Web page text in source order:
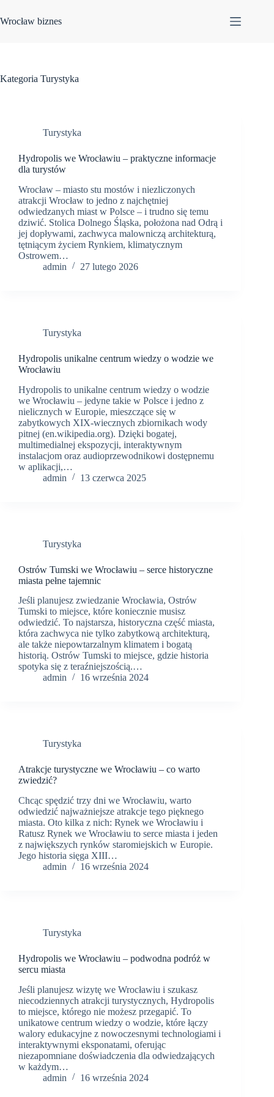
do
treści
Wrocław biznes
Kategoria Turystyka
Turystyka
Hydropolis we Wrocławiu – praktyczne informacje
dla turystów
Wrocław – miasto stu mostów i niezliczonych
atrakcji Wrocław to jedno z najchętniej
odwiedzanych miast w Polsce – i trudno się temu
dziwić. Stolica Dolnego Śląska, położona nad Odrą i
jej dopływami, zachwyca malowniczą architekturą,
tętniącym życiem Rynkiem, klimatycznym
Ostrowem…
admin
27 lutego 2026
Turystyka
Hydropolis unikalne centrum wiedzy o wodzie we
Wrocławiu
Hydropolis to unikalne centrum wiedzy o wodzie
we Wrocławiu – jedyne takie w Polsce i jedno z
nielicznych w Europie, mieszczące się w
zabytkowych XIX‑wiecznych zbiornikach wody
pitnej (en.wikipedia.org). Dzięki bogatej,
multimedialnej ekspozycji, interaktywnym
instalacjom oraz audioprzewodnikowi dostępnemu
w aplikacji,…
admin
13 czerwca 2025
Turystyka
Ostrów Tumski we Wrocławiu – serce historyczne
miasta pełne tajemnic
Jeśli planujesz zwiedzanie Wrocławia, Ostrów
Tumski to miejsce, które koniecznie musisz
odwiedzić. To najstarsza, historyczna część miasta,
która zachwyca nie tylko zabytkową architekturą,
ale także niepowtarzalnym klimatem i bogatą
historią. Ostrów Tumski to miejsce, gdzie historia
spotyka się z teraźniejszością.…
admin
16 września 2024
Turystyka
Atrakcje turystyczne we Wrocławiu – co warto
zwiedzić?
Chcąc spędzić trzy dni we Wrocławiu, warto
odwiedzić najważniejsze atrakcje tego pięknego
miasta. Oto kilka z nich: Rynek we Wrocławiu i
Ratusz Rynek we Wrocławiu to serce miasta i jeden
z największych rynków staromiejskich w Europie.
Jego historia sięga XIII…
admin
16 września 2024
Turystyka
Hydropolis we Wrocławiu – podwodna podróż w
sercu miasta
Jeśli planujesz wizytę we Wrocławiu i szukasz
niecodziennych atrakcji turystycznych, Hydropolis
to miejsce, którego nie możesz przegapić. To
unikatowe centrum wiedzy o wodzie, które łączy
walory edukacyjne z nowoczesnymi technologiami i
interaktywnymi eksponatami, oferując
niezapomniane doświadczenia dla odwiedzających
w każdym…
admin
16 września 2024